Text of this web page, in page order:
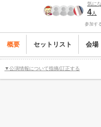
気に
4人
参加す
概要 セットリスト 会場
▼公演情報について指摘/訂正する